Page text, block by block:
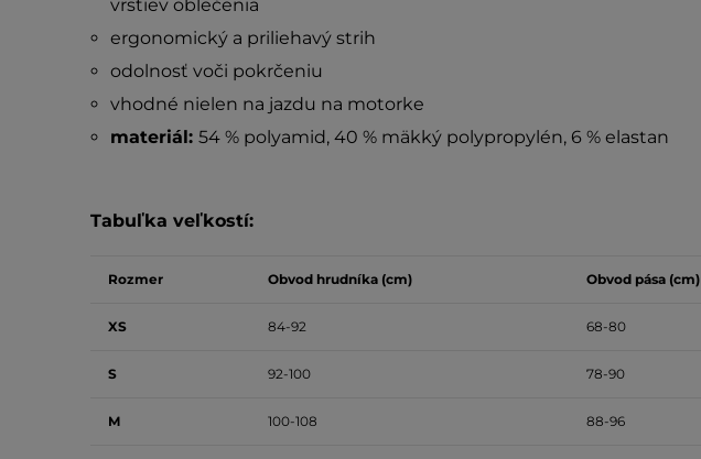
vrstiev oblečenia
ergonomický a priliehavý strih
odolnosť voči pokrčeniu
vhodné nielen na jazdu na motorke
materiál: 54 % polyamid, 40 % mäkký polypropylén, 6 % elastan
Tabuľka veľkostí:
Rozmer Obvod hrudníka (cm) Obvod pása (cm)
XS 84-92 68-80
S 92-100 78-90
M 100-108 88-96